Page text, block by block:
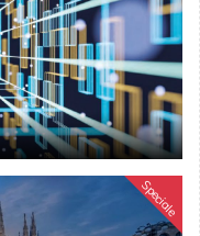
Speciale